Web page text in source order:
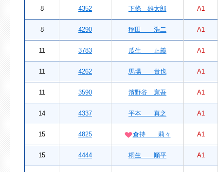
8 4352 下條 雄太郎 A1
8 4290 稲田 浩二 A1
11 3783 瓜生 正義 A1
11 4262 馬場 貴也 A1
11 3590 濱野谷 憲吾 A1
14 4337 平本 真之 A1
15 4825 倉持 莉々 A1
15 4444 桐生 順平 A1